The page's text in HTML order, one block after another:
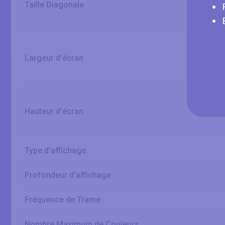
Taille Diagonale
Largeur d'écran
Hauteur d'écran
Type d'affichage
Profondeur d'affichage
Fréquence de Trame